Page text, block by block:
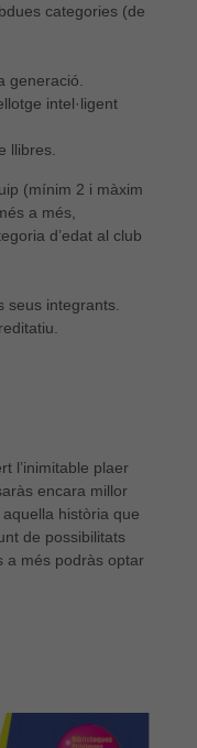
categories (de
generació.
intel·ligent
llibres.
(mínim 2 i màxim
a més,
d’edat al club
seus integrants.
l’inimitable plaer
encara millor
història que
de possibilitats
a més podràs optar
no
a millorar
tal que el